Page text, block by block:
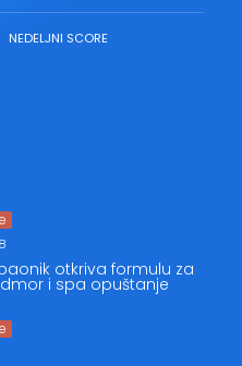
NEDELJNI SCORE
otkriva formulu za
i spa opuštanje